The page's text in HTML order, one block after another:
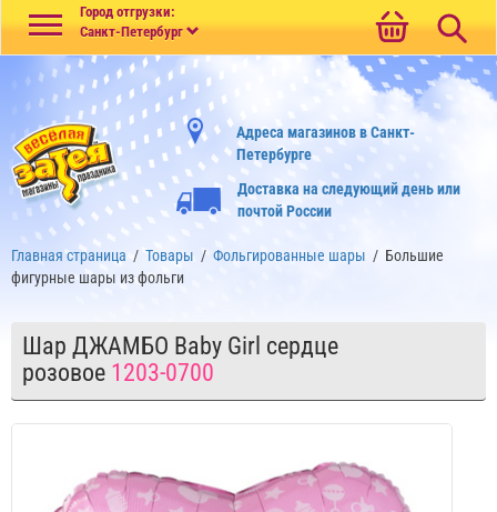
Город отгрузки:
Санкт-Петербург
Адреса магазинов в Санкт-
Петербурге
Доставка на следующий день или
почтой России
Главная страница / Товары / Фольгированные шары / Большие
фигурные шары из фольги
Шар ДЖАМБО Baby Girl сердце
розовое 1203-0700